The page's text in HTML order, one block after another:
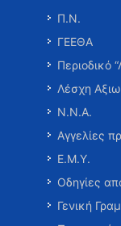
Π.Ν.
ΓΕΕΘΑ
Περιοδικό
Λέσχη
Ν.Ν.Α.
Αγγελίες
Ε.Μ.Υ.
Οδηγίες
Γενική